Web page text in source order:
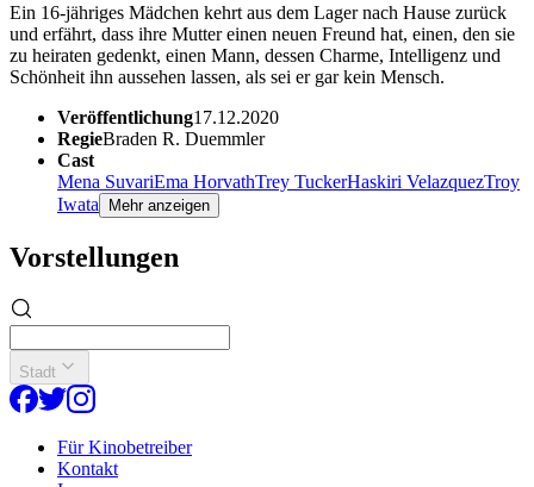
Ein 16-jähriges Mädchen kehrt aus dem Lager nach Hause zurück
und erfährt, dass ihre Mutter einen neuen Freund hat, einen, den sie
zu heiraten gedenkt, einen Mann, dessen Charme, Intelligenz und
Schönheit ihn aussehen lassen, als sei er gar kein Mensch.
Veröffentlichung17.12.2020
RegieBraden R. Duemmler
Cast
Mena SuvariEma HorvathTrey TuckerHaskiri VelazquezTroy
Iwata
Mehr anzeigen
Vorstellungen
Stadt
Für Kinobetreiber
Kontakt